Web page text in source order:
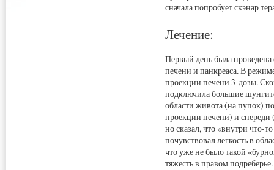
сначала попробует скэнар
Лечение:
Первый день была
печени и панкреаса. В
проекции печени 3 дозы.
подключила большие
области живота (на пупок)
проекции печени) и
но сказал, что «внутри что-
почувствовал легкость в
что уже не было такой
тяжесть в правом подреберье.